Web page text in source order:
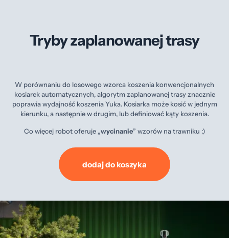
Tryby zaplanowanej trasy
W porównaniu do losowego wzorca koszenia konwencjonalnych
kosiarek automatycznych, algorytm zaplanowanej trasy znacznie
poprawia wydajność koszenia Yuka. Kosiarka może kosić w jednym
kierunku, a następnie w drugim, lub definiować kąty koszenia.
Co więcej robot oferuje „wycinanie” wzorów na trawniku :)
dodaj do koszyka